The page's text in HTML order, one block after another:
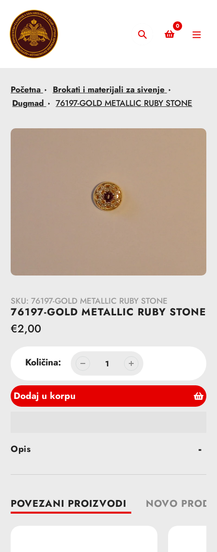
content
Pretraži
0
Početna
Brokati i materijali za sivenje
Dugmad
76197-GOLD METALLIC RUBY STONE
SKU: 76197-GOLD METALLIC RUBY STONE
76197-GOLD METALLIC RUBY STONE
Redovna
€2,00
Količina:
Dodaj u korpu
proizvoda
korpu
Opis
POVEZANI PROIZVODI NOVO